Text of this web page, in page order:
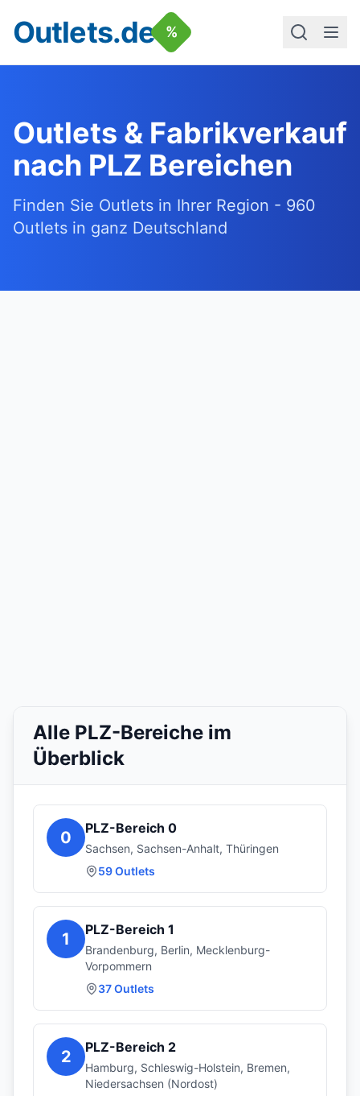
Outlets.de %
Outlets & Fabrikverkauf
nach PLZ Bereichen
Finden Sie Outlets in Ihrer Region - 960
Outlets in ganz Deutschland
Alle PLZ-Bereiche im
Überblick
0 PLZ-Bereich 0
Sachsen, Sachsen-Anhalt, Thüringen
59Outlets
1 PLZ-Bereich 1
Brandenburg, Berlin, Mecklenburg-
Vorpommern
37Outlets
2 PLZ-Bereich 2
Hamburg, Schleswig-Holstein, Bremen,
Niedersachsen (Nordost)